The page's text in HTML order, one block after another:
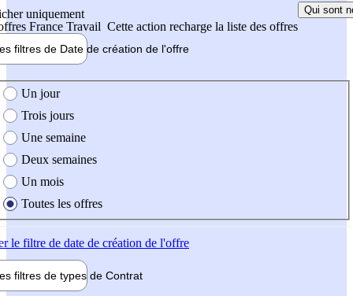
uniquement
France Travail Cette action recharge la liste des offres
Qui sont
filtres de Date de création de l'offre
création de l'offre
Un jour
Trois jours
Une semaine
Deux semaines
Un mois
Toutes les offres
le filtre de date de création de l'offre
filtres de types de Contrat